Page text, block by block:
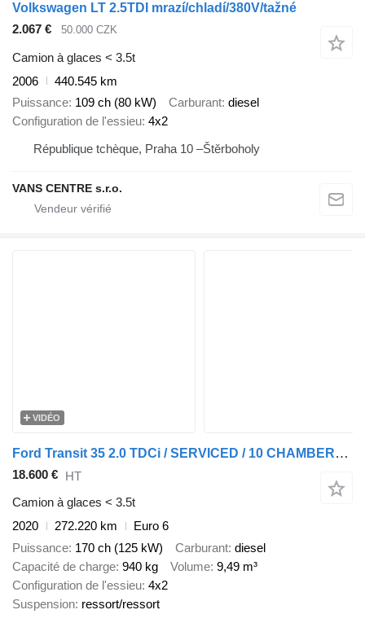
Volkswagen LT 2.5TDI mrazí/chladí/380V/tažné
2.067 €
50.000 CZK
Camion à glaces < 3.5t
2006
440.545 km
Puissance 109 ch (80 kW) Carburant diesel
Configuration de l'essieu 4x2
République tchèque, Praha 10 –Štěrboholy
VANS CENTRE s.r.o.
VIDÉO
Ford Transit 35 2.0 TDCi / SERVICED / 10 CHAMBERS / TOP!
18.600 € HT
Camion à glaces < 3.5t
2020
272.220 km
Euro 6
Puissance 170 ch (125 kW) Carburant diesel
Capacité de charge 940 kg Volume 9,49 m³
Configuration de l'essieu 4x2
Suspension ressort/ressort